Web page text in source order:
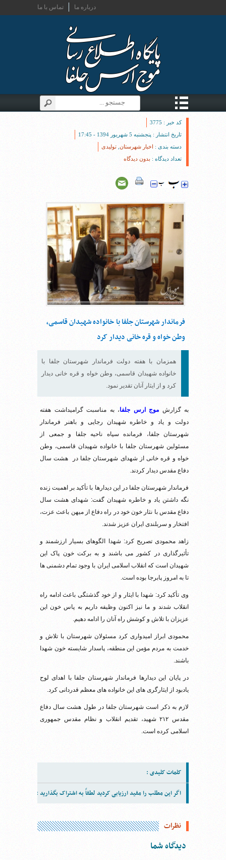
تماس با ما درباره ما
کد خبر : 3775
تاریخ انتشار : پنجشنبه 5 شهریور 1394 - 17:45
دسته بندی : اخبار شهرستان تولیدی
تعداد دیدگاه : بدون دیدگاه
فرماندار شهرستان جلفا با خانواده شهیدان قاسمی،
وطن خواه و قره خانی دیدار کرد
همزمان با هفته دولت فرماندار شهرستان جلفا با
خانواده شهیدان قاسمی، وطن خواه و قره خانی دیدار
کرد و از ایثار آنان تقدیر نمود.
به گزارش موج ارس جلفا، به مناسبت گرامیداشت هفته
دولت و یاد و خاطره شهیدان رجایی و باهنر فرماندار
شهرستان جلفا، فرمانده سپاه ناحیه جلفا و جمعی از
مسئولین شهرستان جلفا با خانواده شهیدان قاسمی، وطن
خواه و قره خانی از شهدای شهرستان جلفا در هشت سال
دفاع مقدس دیدار کردند.
فرماندار شهرستان جلفا در این دیدارها با تأکید بر اهمیت زنده
نگه داشتن یاد و خاطره شهیدان گفت: شهدای هشت سال
دفاع مقدس با نثار خون خود در راه دفاع از میهن باعث عزت،
افتخار و سربلندی ایران عزیز شدند.
زاهد محمودی تصریح کرد: شهدا الگوهای بسیار ارزشمند و
تأثیرگذاری در کشور می باشند و به برکت خون پاک این
شهیدان است که انقلاب اسلامی ایران با وجود تمام دشمنی ها
تا به امروز پابرجا بوده است.
وی تأکید کرد: شهدا با ایثار و از خود گذشتگی باعث ادامه راه
انقلاب شدند و ما نیز اکنون وظیفه داریم به پاس خون این
عزیزان با تلاش و کوشش راه آنان را ادامه دهیم.
محمودی ابراز امیدواری کرد مسئولان شهرستان با تلاش و
خدمت به مردم مؤمن این منطقه، پاسدار شایسته خون شهدا
باشند.
در پایان این دیدارها فرماندار شهرستان جلفا با اهدای لوح
یادبود از ایثارگری های این خانواده های معظم قدردانی کرد.
لازم به ذکر است شهرستان جلفا در طول هشت سال دفاع
مقدس ۲۱۲ شهید، تقدیم انقلاب و نظام مقدس جمهوری
اسلامی کرده است.
کلمات کلیدی :
اگر این مطلب را مفید ارزیابی کردید لطفاً به اشتراک بگذارید :
نظرات
دیدگاه شما